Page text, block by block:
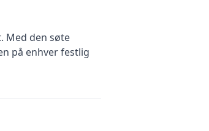
Med den søte
på enhver festlig